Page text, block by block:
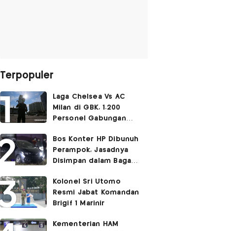
Terpopuler
Laga Chelsea Vs AC
Milan di GBK, 1.200
Personel Gabungan
Bos Konter HP Dibunuh
Perampok, Jasadnya
Disimpan dalam Bagasi
Kolonel Sri Utomo
Resmi Jabat Komandan
Brigif 1 Marinir
Kementerian HAM